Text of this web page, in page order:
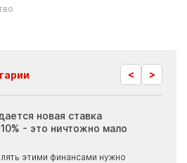
< >
новая ставка
- это ничтожно мало
этими финансами нужно